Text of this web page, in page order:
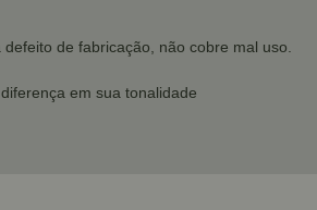
de fabricação, não cobre mal uso.
em sua tonalidade